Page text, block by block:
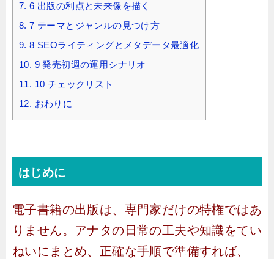
7. 6 出版の利点と未来像を描く
8. 7 テーマとジャンルの見つけ方
9. 8 SEOライティングとメタデータ最適化
10. 9 発売初週の運用シナリオ
11. 10 チェックリスト
12. おわりに
はじめに
電子書籍の出版は、専門家だけの特権ではあ
りません。アナタの日常の工夫や知識をてい
ねいにまとめ、正確な手順で準備すれば、